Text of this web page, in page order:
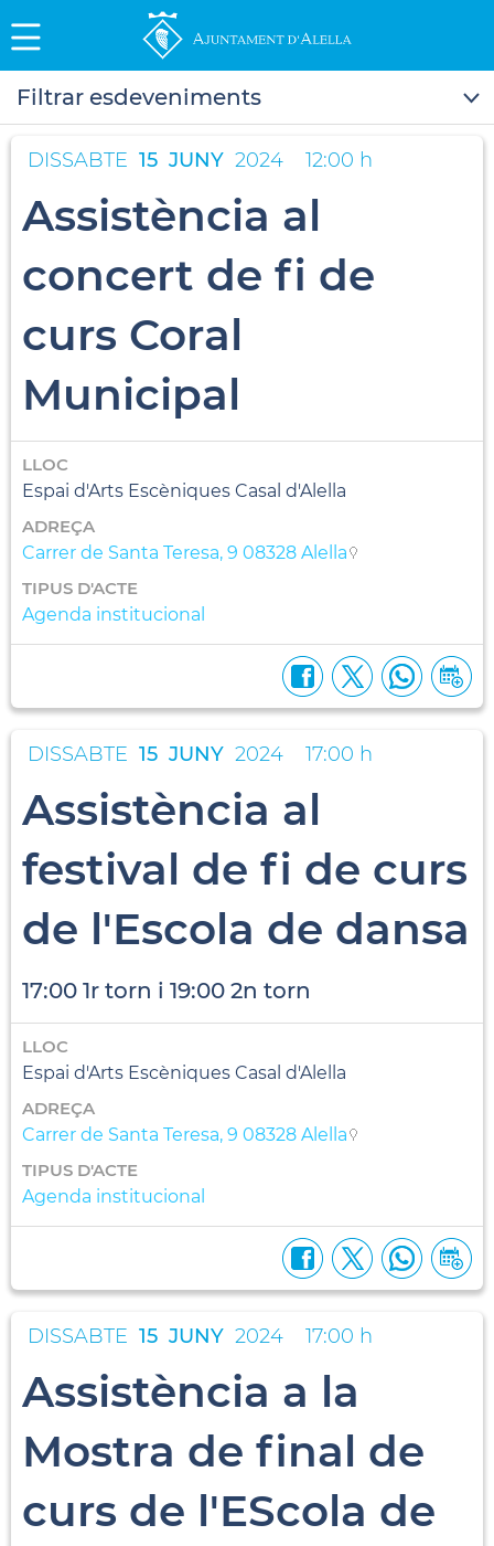
Filtrar esdeveniments
DISSABTE 15 JUNY 2024 12:00 h
Assistència al
concert de fi de
curs Coral
Municipal
LLOC
Espai d'Arts Escèniques Casal d'Alella
ADREÇA
Carrer de Santa Teresa, 9 08328 Alella
TIPUS D'ACTE
Agenda institucional
DISSABTE 15 JUNY 2024 17:00 h
Assistència al
festival de fi de curs
de l'Escola de dansa
17:00 1r torn i 19:00 2n torn
LLOC
Espai d'Arts Escèniques Casal d'Alella
ADREÇA
Carrer de Santa Teresa, 9 08328 Alella
TIPUS D'ACTE
Agenda institucional
DISSABTE 15 JUNY 2024 17:00 h
Assistència a la
Mostra de final de
curs de l'EScola de